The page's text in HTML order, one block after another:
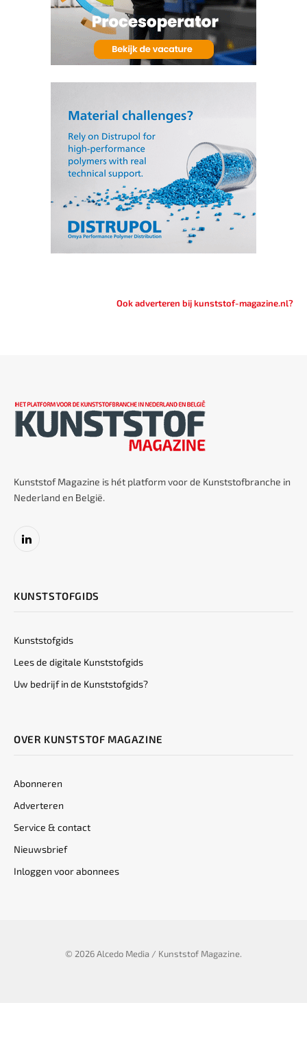
Ook adverteren bij kunststof-magazine.nl?
Kunststof Magazine is hét platform voor de Kunststofbranche in
Nederland en België.
LinkedIn
KUNSTSTOFGIDS
Kunststofgids
Lees de digitale Kunststofgids
Uw bedrijf in de Kunststofgids?
OVER KUNSTSTOF MAGAZINE
Abonneren
Adverteren
Service & contact
Nieuwsbrief
Inloggen voor abonnees
© 2026 Alcedo Media / Kunststof Magazine.